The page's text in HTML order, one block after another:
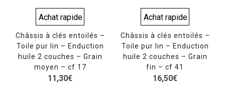
Achat rapide
Châssis à clés entoilés –
Toile pur lin – Enduction
huile 2 couches – Grain
moyen – cf 17
11,30€
Achat rapide
Châssis à clés entoilés –
Toile pur lin – Enduction
huile 2 couches – Grain
fin – cf 41
16,50€